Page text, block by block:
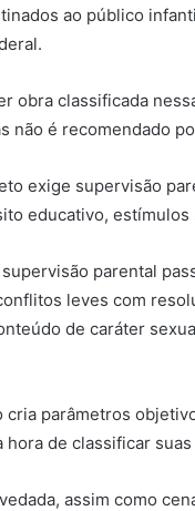
ao público
obra classificada
não é recomendado
exige supervisão
educativo,
parental
leves com
de caráter
cria parâmetros
de classificar suas
assim como